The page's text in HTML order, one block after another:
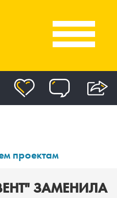
проектам
ЗАМЕНИЛА